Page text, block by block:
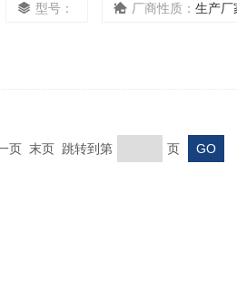
塔。整套装置可方便地设置在厂房内。
型号： 厂商性质： 生产厂
页 末页 跳转到第 页